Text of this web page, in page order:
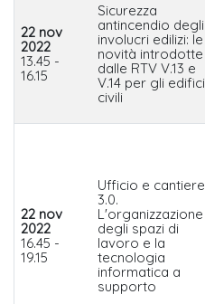
22 nov
2022
13.45 -
16.15
Sicurezza
antincendio degli
involucri edilizi: le
novità introdotte
dalle RTV V.13 e
V.14 per gli edifici
civili
22 nov
2022
16.45 -
19.15
Ufficio e cantiere
3.0.
L'organizzazione
degli spazi di
lavoro e la
tecnologia
informatica a
supporto